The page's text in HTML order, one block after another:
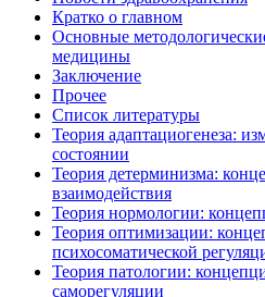
Кратко о главном
Основные
медицины
Заключение
Прочее
Список литературы
Теория адаптациогенеза:
состоянии
Теория детерминизма:
взаимодействия
Теория нормологии:
Теория оптимизации:
психосоматической
Теория патологии:
саморегуляции